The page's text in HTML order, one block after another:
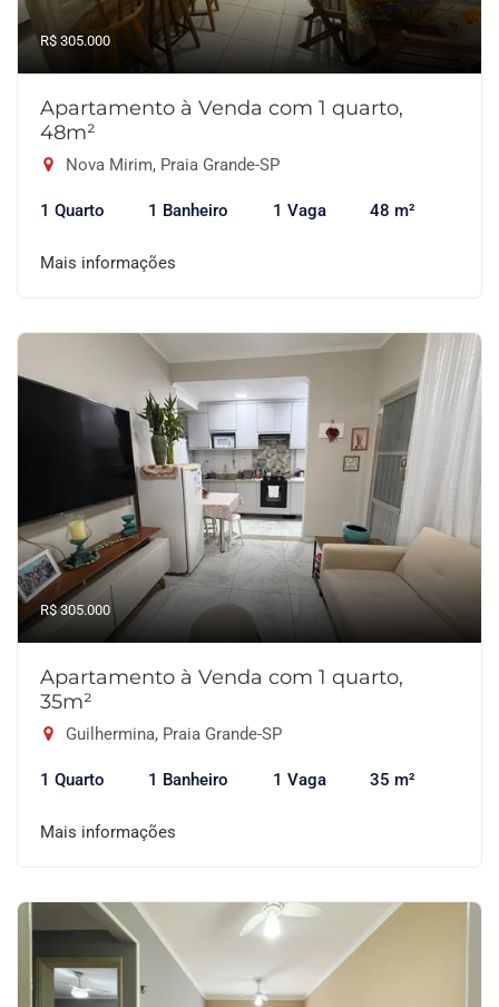
R$ 305.000
Apartamento à Venda com 1 quarto,
48m²
Nova Mirim, Praia Grande-SP
1 Quarto 1 Banheiro 1 Vaga 48 m²
Mais informações
R$ 305.000
Apartamento à Venda com 1 quarto,
35m²
Guilhermina, Praia Grande-SP
1 Quarto 1 Banheiro 1 Vaga 35 m²
Mais informações